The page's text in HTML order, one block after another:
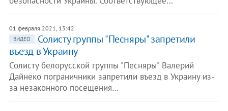
01 февраля 2021, 13:42
ВИДЕО
Солисту группы "Песняры" запретили
въезд в Украину
Солисту белорусской группы "Песняры" Валерий
Дайнеко пограничники запретили въезд в Украину из-
за незаконного посещения…